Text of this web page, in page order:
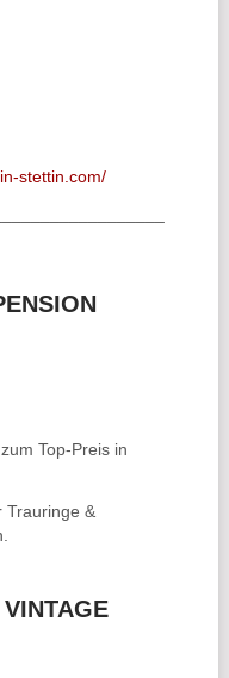
Top-Preis in
Trauringe &